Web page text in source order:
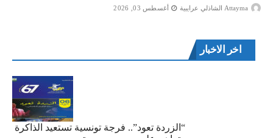
Attayma الشاذلي عرايبية أغسطس 03, 2026
اخر الاخبار
“الزردة تعود”.. فرجة تونسية تستعيد الذاكرة